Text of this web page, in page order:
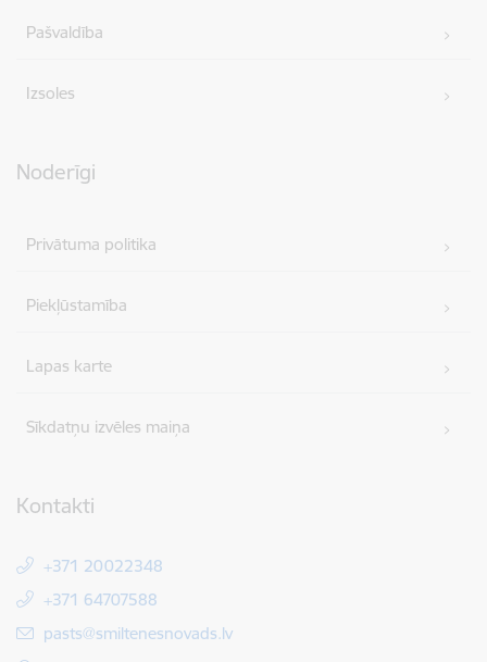
Pašvaldība
Izsoles
Noderīgi
Privātuma politika
Piekļūstamība
Lapas karte
Sīkdatņu izvēles maiņa
Kontakti
+371 20022348
+371 64707588
E-pasts:
pasts@smiltenesnovads.lv